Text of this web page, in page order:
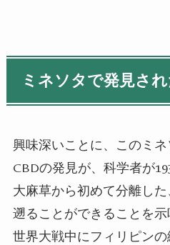
ミネソタで発見さ
興味深いことに、このミネ
CBDの発見が、科学者が
大麻草から初めて分離し
遡ることができることを
世界大戦中にフィリピン